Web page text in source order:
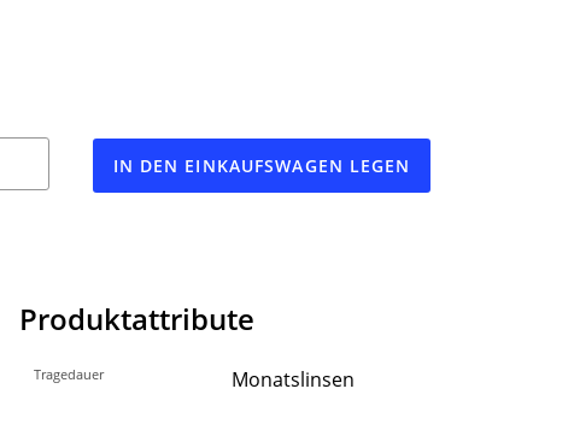
IN DEN EINKAUFSWAGEN LEGEN
Produktattribute
Tragedauer Monatslinsen